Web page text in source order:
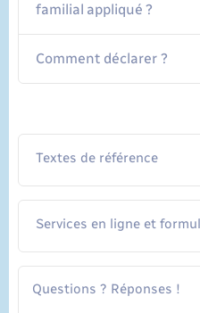
familial appliqué ?
Comment déclarer ?
Textes de référence
Services en ligne et
Questions ? Réponses !